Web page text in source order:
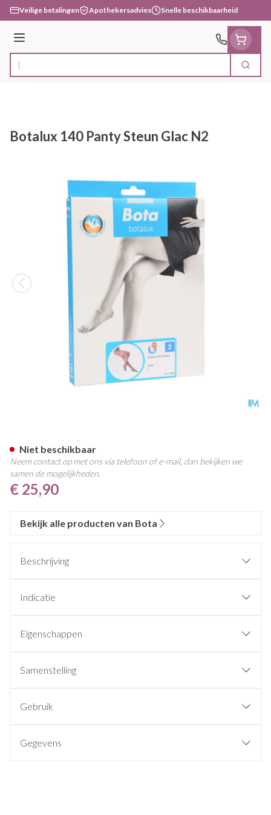
Ga naar de inhoud
Veilige betalingen Apothekersadvies Snelle beschikbaarheid
Menu
Product, merk, categorie... Zoek
Botalux 140 Panty Steun Glac N2
€ 25,90
Niet beschikbaar
Neem contact op met ons via telefoon of e-mail, dan bekijken we
samen de mogelijkheden.
Bekijk alle producten van Bota
Beschrijving
Indicatie
Eigenschappen
Samenstelling
Gebruik
Gegevens